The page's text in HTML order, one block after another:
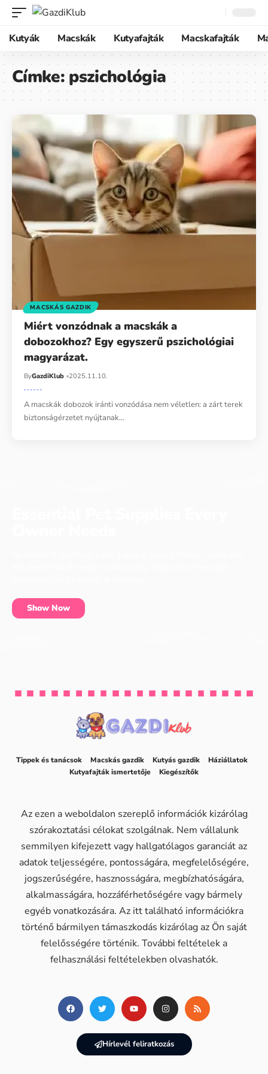
Kutyák Macskák Kutyafajták Macskafajták
Címke:pszichológia
MACSKÁS GAZDIK
Miért vonzódnak a macskák a
dobozokhoz? Egy egyszerű pszichológiai
magyarázat.
ByGazdiKlub 2025.11.10.
A macskák dobozok iránti vonzódása nem véletlen: a zárt terek
biztonságérzetet nyújtanak…
Show Now
Tippek és tanácsok Macskás gazdik Kutyás gazdik
Háziállatok
Kutyafajták ismertetője
Kiegészítők
Az ezen a weboldalon szereplő információk kizárólag
szórakoztatási célokat szolgálnak. Nem vállalunk
semmilyen kifejezett vagy hallgatólagos garanciát az
adatok teljességére, pontosságára, megfelelőségére,
jogszerűségére, hasznosságára, megbízhatóságára,
alkalmasságára, hozzáférhetőségére vagy bármely
egyéb vonatkozására. Az itt található információkra
történő bármilyen támaszkodás kizárólag az Ön saját
felelősségére történik. További feltételek a
felhasználási feltételekben olvashatók.
Hírlevél feliratkozás